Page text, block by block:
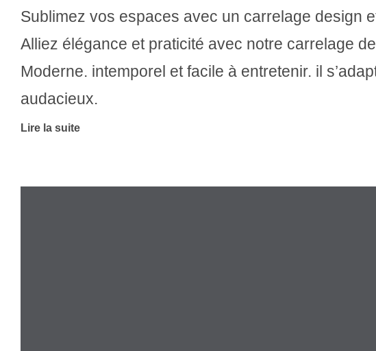
Sublimez vos espaces avec un carrelage design
Alliez élégance et praticité avec notre carrelage
Moderne. intemporel et facile à entretenir. il
audacieux.
Lire la suite